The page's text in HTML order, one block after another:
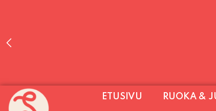
PALVELEMME PÄIVITTÄIN (MA-SU KLO
ETUSIVU RUOKA &